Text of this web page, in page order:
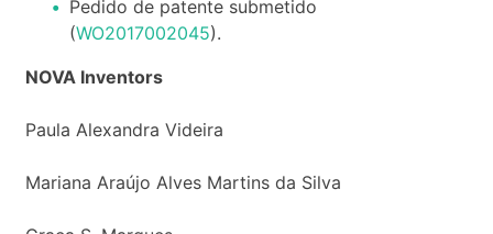
Pedido de patente submetido
(WO2017002045).
NOVA Inventors
Paula Alexandra Videira
Mariana Araújo Alves Martins da Silva